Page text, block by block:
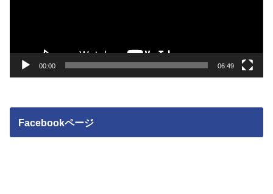
00:00 06:49
Facebookページ